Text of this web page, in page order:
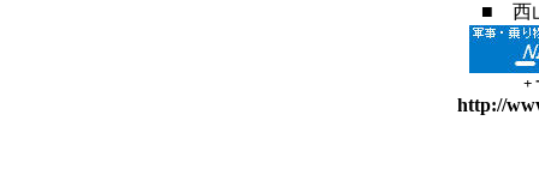
■ 西
+
http://